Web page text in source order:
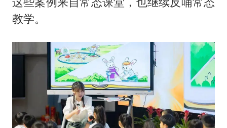
教学。